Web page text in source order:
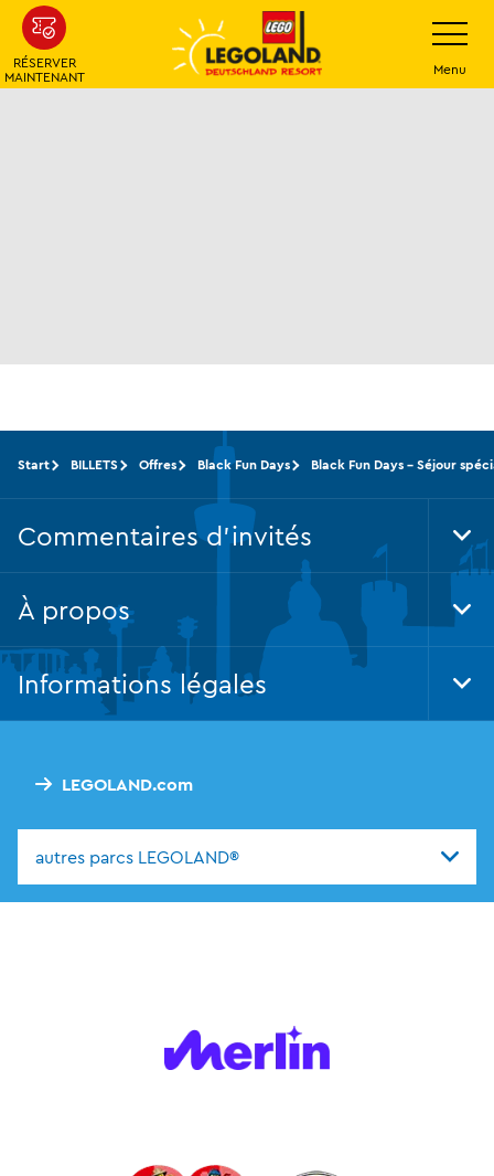
Skip
main
content
RÉSERVER
MAINTENANT
Menu
LEGOLAND.com
autres parcs LEGOLAND®
Start BILLETS Offres Black Fun Days Black Fun Days – Séjour
Commentaires d'invités
À propos
Informations légales